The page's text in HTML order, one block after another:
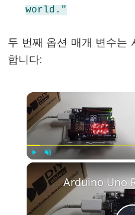
switch
while
Further
Syntax
world."
두 번째 옵션 매개 변수는
합니다:
Unmute